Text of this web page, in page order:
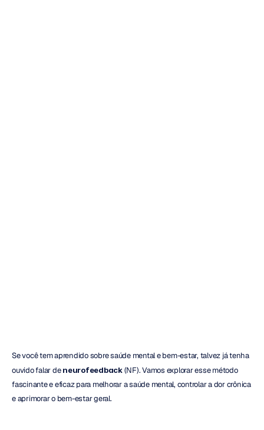
Se você tem aprendido sobre saúde mental e bem-estar, talvez já tenha
ouvido falar de neurofeedback (NF). Vamos explorar esse método
fascinante e eficaz para melhorar a saúde mental, controlar a dor crônica
e aprimorar o bem-estar geral.